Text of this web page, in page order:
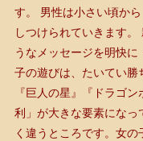
す。 男性は小さい頃か
しつけられていきます
うなメッセージを明快に
子の遊びは、たいてい勝
『巨人の星』『ドラゴ
利」が大きな要素になっ
く違うところです。女